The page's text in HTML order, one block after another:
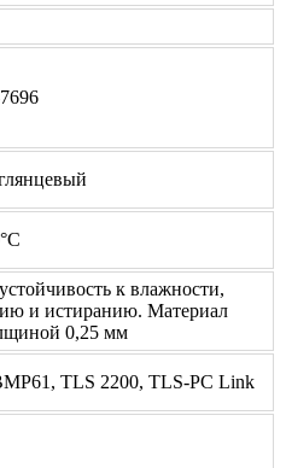
к влажности,
и истиранию. Материал
0,25 мм
TLS 2200, TLS-PC Link